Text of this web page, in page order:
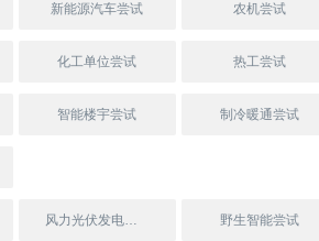
新能源汽车尝试 农机尝试
化工单位尝试 热工尝试
智能楼宇尝试 制冷暖通尝试
风力光伏发电尝试 野生智能尝试